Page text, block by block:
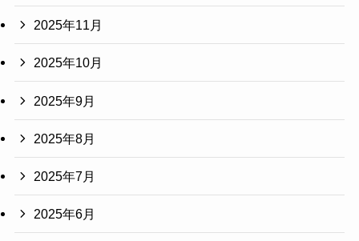
2025年11月
2025年10月
2025年9月
2025年8月
2025年7月
2025年6月